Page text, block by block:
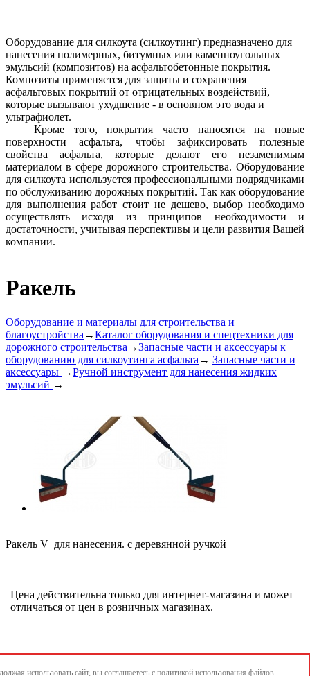
Оборудование для силкоута (силкоутинг) предназначено для
нанесения полимерных, битумных или каменноугольных
эмульсий (композитов) на асфальтобетонные покрытия.
Композиты применяется для защиты и сохранения
асфальтовых покрытий от отрицательных воздействий,
которые вызывают ухудшение - в основном это вода и
ультрафиолет.
Кроме того, покрытия часто наносятся на новые
поверхности асфальта, чтобы зафиксировать полезные
свойства асфальта, которые делают его незаменимым
материалом в сфере дорожного строительства. Оборудование
для силкоута используется профессиональными подрядчиками
по обслуживанию дорожных покрытий. Так как оборудование
для выполнения работ стоит не дешево, выбор необходимо
осуществлять исходя из принципов необходимости и
достаточности, учитывая перспективы и цели развития Вашей
компании.
Ракель
Оборудование и материалы для строительства и
благоустройства →Каталог оборудования и спецтехники для
дорожного строительства →Запасные части и аксессуары к
оборудованию для силкоутинга асфальта → Запасные части и
аксессуары →Ручной инструмент для нанесения жидких
эмульсий →
Ракель V для нанесения. с деревянной ручкой
Цена действительна только для интернет-магазина и может
отличаться от цен в розничных магазинах.
использовать сайт, вы соглашаетесь с политикой использования файлов